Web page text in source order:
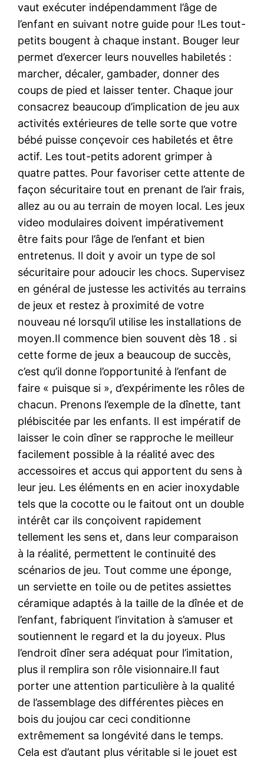
vaut exécuter indépendamment l’âge de
l’enfant en suivant notre guide pour !Les tout-
petits bougent à chaque instant. Bouger leur
permet d’exercer leurs nouvelles habiletés :
marcher, décaler, gambader, donner des
coups de pied et laisser tenter. Chaque jour
consacrez beaucoup d’implication de jeu aux
activités extérieures de telle sorte que votre
bébé puisse conçevoir ces habiletés et être
actif. Les tout-petits adorent grimper à
quatre pattes. Pour favoriser cette attente de
façon sécuritaire tout en prenant de l’air frais,
allez au ou au terrain de moyen local. Les jeux
video modulaires doivent impérativement
être faits pour l’âge de l’enfant et bien
entretenus. Il doit y avoir un type de sol
sécuritaire pour adoucir les chocs. Supervisez
en général de justesse les activités au terrains
de jeux et restez à proximité de votre
nouveau né lorsqu’il utilise les installations de
moyen.Il commence bien souvent dès 18 . si
cette forme de jeux a beaucoup de succès,
c’est qu’il donne l’opportunité à l’enfant de
faire « puisque si », d’expérimente les rôles de
chacun. Prenons l’exemple de la dînette, tant
plébiscitée par les enfants. Il est impératif de
laisser le coin dîner se rapproche le meilleur
facilement possible à la réalité avec des
accessoires et accus qui apportent du sens à
leur jeu. Les éléments en en acier inoxydable
tels que la cocotte ou le faitout ont un double
intérêt car ils conçoivent rapidement
tellement les sens et, dans leur comparaison
à la réalité, permettent le continuité des
scénarios de jeu. Tout comme une éponge,
un serviette en toile ou de petites assiettes
céramique adaptés à la taille de la dînée et de
l’enfant, fabriquent l’invitation à s’amuser et
soutiennent le regard et la du joyeux. Plus
l’endroit dîner sera adéquat pour l’imitation,
plus il remplira son rôle visionnaire.Il faut
porter une attention particulière à la qualité
de l’assemblage des différentes pièces en
bois du joujou car ceci conditionne
extrêmement sa longévité dans le temps.
Cela est d’autant plus véritable si le jouet est